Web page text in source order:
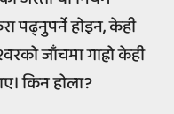
पढ्नुपर्ने होइन, केही
जाँचमा गाह्रो केही
किन होला?